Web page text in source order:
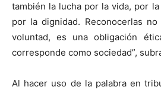
también la lucha por la vida, por
por la dignidad. Reconocerlas
voluntad, es una obligación
corresponde como sociedad”,
Al hacer uso de la palabra en